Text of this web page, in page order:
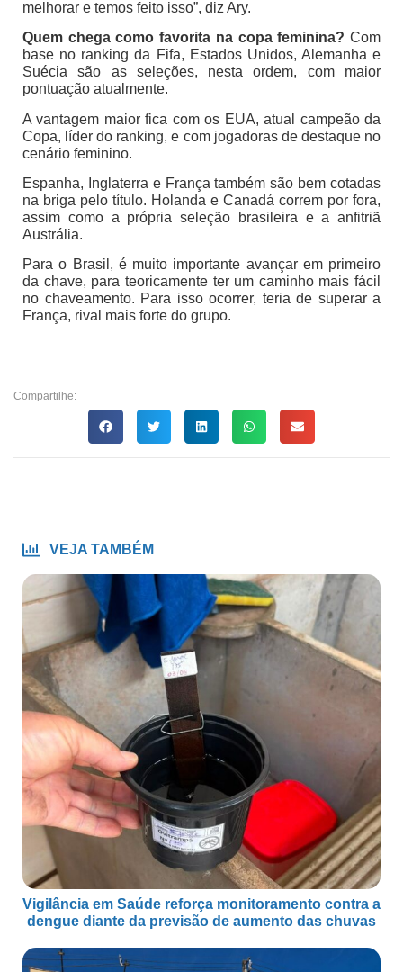
melhorar e temos feito isso”, diz Ary.
Quem chega como favorita na copa feminina? Com
base no ranking da Fifa, Estados Unidos, Alemanha e
Suécia são as seleções, nesta ordem, com maior
pontuação atualmente.
A vantagem maior fica com os EUA, atual campeão da
Copa, líder do ranking, e com jogadoras de destaque no
cenário feminino.
Espanha, Inglaterra e França também são bem cotadas
na briga pelo título. Holanda e Canadá correm por fora,
assim como a própria seleção brasileira e a anfitriã
Austrália.
Para o Brasil, é muito importante avançar em primeiro
da chave, para teoricamente ter um caminho mais fácil
no chaveamento. Para isso ocorrer, teria de superar a
França, rival mais forte do grupo.
Compartilhe:
VEJA TAMBÉM
Vigilância em Saúde reforça monitoramento contra a
dengue diante da previsão de aumento das chuvas